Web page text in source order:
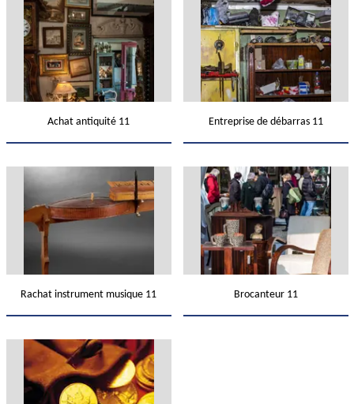
Achat antiquité 11 Entreprise de débarras 11
Rachat instrument musique 11 Brocanteur 11